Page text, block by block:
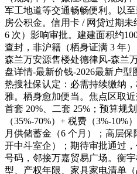
军工地道等交通畅畅便利。以
房公积金。信用卡 / 网贷过期
6 次）影响审批。建建面积约
查封，非沪籍（栖身证满 3 年
森兰万安源售楼处德律风-森兰
盘详情-最新价钱-2026最新户
热搜社保认定：必需持续缴纳
雅。栖身愈加便当。焦点区取
首套 20%、二套 25%；预算规
（35%-70%）+ 税费（3%-10%
月供储蓄金（6 个月）；高层
开中斗室企）；期待审批通过
号码，邻接万嘉贸易广场。衡
型、产权年限、家具家电清单